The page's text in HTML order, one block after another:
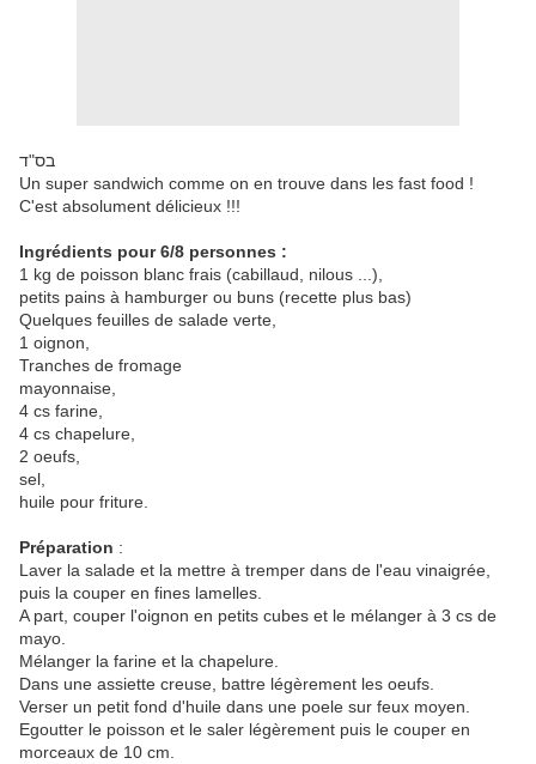
בס"ד
Un super sandwich comme on en trouve dans les fast food !
C'est absolument délicieux !!!
Ingrédients pour 6/8 personnes :
1 kg de poisson blanc frais (cabillaud, nilous ...),
petits pains à hamburger ou buns (recette plus bas)
Quelques feuilles de salade verte,
1 oignon,
Tranches de fromage
mayonnaise,
4 cs farine,
4 cs chapelure,
2 oeufs,
sel,
huile pour friture.
Préparation :
Laver la salade et la mettre à tremper dans de l'eau vinaigrée,
puis la couper en fines lamelles.
A part, couper l'oignon en petits cubes et le mélanger à 3 cs de
mayo.
Mélanger la farine et la chapelure.
Dans une assiette creuse, battre légèrement les oeufs.
Verser un petit fond d'huile dans une poele sur feux moyen.
Egoutter le poisson et le saler légèrement puis le couper en
morceaux de 10 cm.